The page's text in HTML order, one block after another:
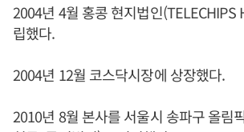
2004년 4월 홍콩 현지법인(TELECHIPS
립했다.
2004년 12월 코스닥시장에 상장했다.
2010년 8월 본사를 서울시 송파구 올림